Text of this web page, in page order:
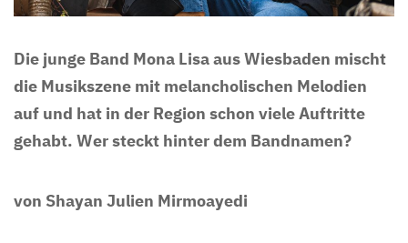
Die junge Band Mona Lisa aus Wiesbaden mischt
die Musikszene mit melancholischen Melodien
auf und hat in der Region schon viele Auftritte
gehabt. Wer steckt hinter dem Bandnamen?
von Shayan Julien Mirmoayedi